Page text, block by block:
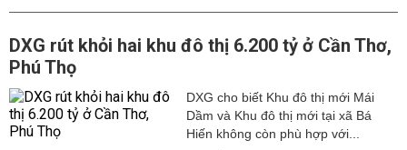
từ các bài tập hay vận động. Còn nếu như không vận
động, thì nạp ít calo hơn.
Cách ăn giảm cân an toàn hiệu quả
Ai cũng biết rằng, chế độ ăn uống ảnh hưởng rất lớn đến
cân nặng. Và đây cũng là cách giảm cân khoa học mà
DXG rút khỏi hai khu đô thị 6.200 tỷ ở Cần Thơ,
Phú Thọ
DXG cho biết Khu đô thị mới Mái
Dầm và Khu đô thị mới tại xã Bá
Hiến không còn phù hợp với...